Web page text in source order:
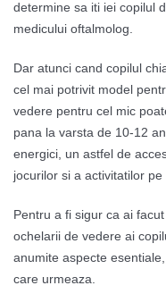
determine sa iti iei copilul
medicului oftalmolog.
Dar atunci cand copilul
cel mai potrivit model
vedere pentru cel mic
pana la varsta de 10-12
energici, un astfel de
jocurilor si a activitatilor
Pentru a fi sigur ca ai
ochelarii de vedere ai
anumite aspecte
care urmeaza.